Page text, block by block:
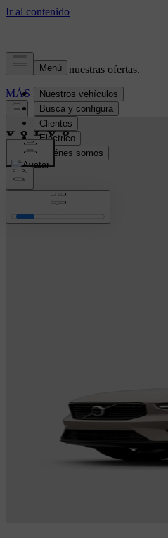
Conoce todas nuestras ofertas.
MÁS INFORMACIÓN